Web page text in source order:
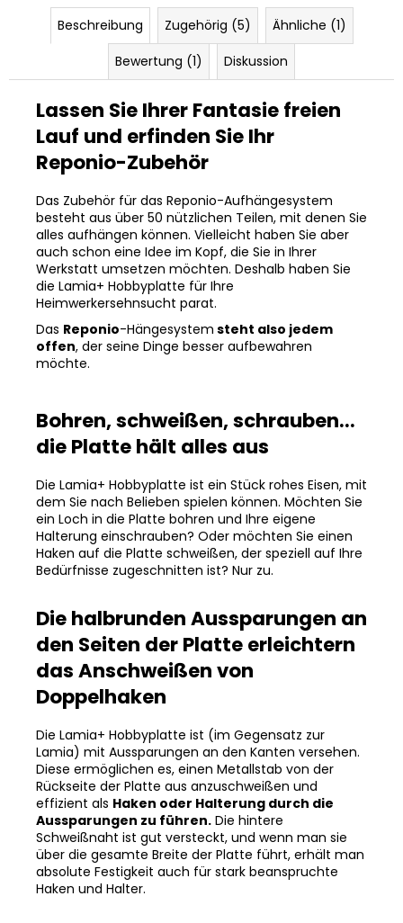
Beschreibung Zugehörig (5)
Ähnliche (1)
Bewertung (1)
Diskussion
Lassen Sie Ihrer Fantasie freien
Lauf und erfinden Sie Ihr
Reponio-Zubehör
Das Zubehör für das Reponio-Aufhängesystem
besteht aus über 50 nützlichen Teilen, mit denen Sie
alles aufhängen können. Vielleicht haben Sie aber
auch schon eine Idee im Kopf, die Sie in Ihrer
Werkstatt umsetzen möchten. Deshalb haben Sie
die Lamia+ Hobbyplatte für Ihre
Heimwerkersehnsucht parat.
Das Reponio-Hängesystem steht also jedem
offen, der seine Dinge besser aufbewahren
möchte.
Bohren, schweißen, schrauben...
die Platte hält alles aus
Die Lamia+ Hobbyplatte ist ein Stück rohes Eisen, mit
dem Sie nach Belieben spielen können. Möchten Sie
ein Loch in die Platte bohren und Ihre eigene
Halterung einschrauben? Oder möchten Sie einen
Haken auf die Platte schweißen, der speziell auf Ihre
Bedürfnisse zugeschnitten ist? Nur zu.
Die halbrunden Aussparungen an
den Seiten der Platte erleichtern
das Anschweißen von
Doppelhaken
Die Lamia+ Hobbyplatte ist (im Gegensatz zur
Lamia) mit Aussparungen an den Kanten versehen.
Diese ermöglichen es, einen Metallstab von der
Rückseite der Platte aus anzuschweißen und
effizient als Haken oder Halterung durch die
Aussparungen zu führen. Die hintere
Schweißnaht ist gut versteckt, und wenn man sie
über die gesamte Breite der Platte führt, erhält man
absolute Festigkeit auch für stark beanspruchte
Haken und Halter.